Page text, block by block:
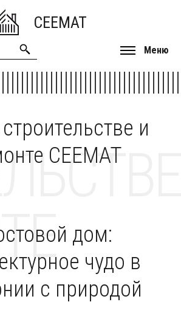
CEEMAT
Меню
и
CEEMAT
дом:
чудо в
с природой